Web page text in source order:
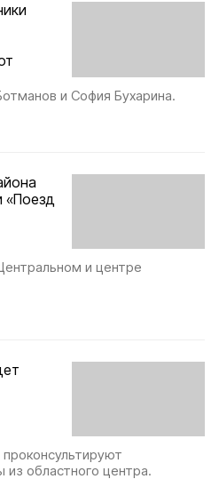
и София Бухарина.
«Поезд
и центре
из областного центра.